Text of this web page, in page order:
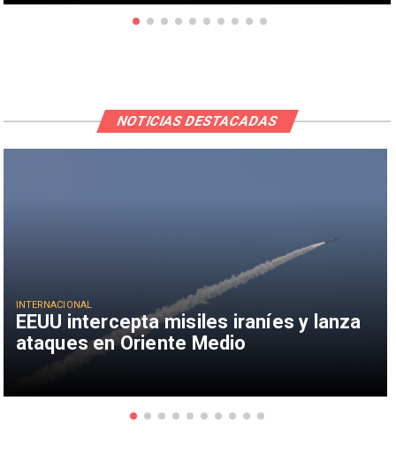
EEUU intercepta misiles iraníes y lanza
ataques en Oriente Medio
INTERNACIONAL
NOTICIAS DESTACADAS